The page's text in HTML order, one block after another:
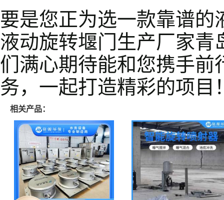
要是您正为选一款靠谱
液动旋转堰门生产厂家
们满心期待能和您携手
务，一起打造精彩的项目
相关产品：